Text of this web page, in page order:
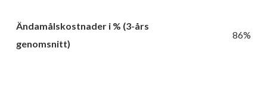
Ändamålskostnader i % (3-års
genomsnitt)
86%